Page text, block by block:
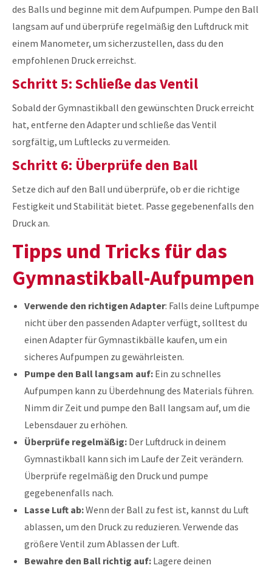
des Balls und beginne mit dem Aufpumpen. Pumpe den Ball
langsam auf und überprüfe regelmäßig den Luftdruck mit
einem Manometer, um sicherzustellen, dass du den
empfohlenen Druck erreichst.
Schritt 5: Schließe das Ventil
Sobald der Gymnastikball den gewünschten Druck erreicht
hat, entferne den Adapter und schließe das Ventil
sorgfältig, um Luftlecks zu vermeiden.
Schritt 6: Überprüfe den Ball
Setze dich auf den Ball und überprüfe, ob er die richtige
Festigkeit und Stabilität bietet. Passe gegebenenfalls den
Druck an.
Tipps und Tricks für das
Gymnastikball-Aufpumpen
Verwende den richtigen Adapter: Falls deine Luftpumpe
nicht über den passenden Adapter verfügt, solltest du
einen Adapter für Gymnastikbälle kaufen, um ein
sicheres Aufpumpen zu gewährleisten.
Pumpe den Ball langsam auf: Ein zu schnelles
Aufpumpen kann zu Überdehnung des Materials führen.
Nimm dir Zeit und pumpe den Ball langsam auf, um die
Lebensdauer zu erhöhen.
Überprüfe regelmäßig: Der Luftdruck in deinem
Gymnastikball kann sich im Laufe der Zeit verändern.
Überprüfe regelmäßig den Druck und pumpe
gegebenenfalls nach.
Lasse Luft ab:Wenn der Ball zu fest ist, kannst du Luft
ablassen, um den Druck zu reduzieren. Verwende das
größere Ventil zum Ablassen der Luft.
Bewahre den Ball richtig auf: Lagere deinen